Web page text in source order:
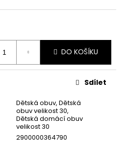
DO KOŠÍKU
Dětská obuv, Dětská
obuv velikost 30,
Dětská domácí obuv
velikost 30
2900000364790
Sdílet